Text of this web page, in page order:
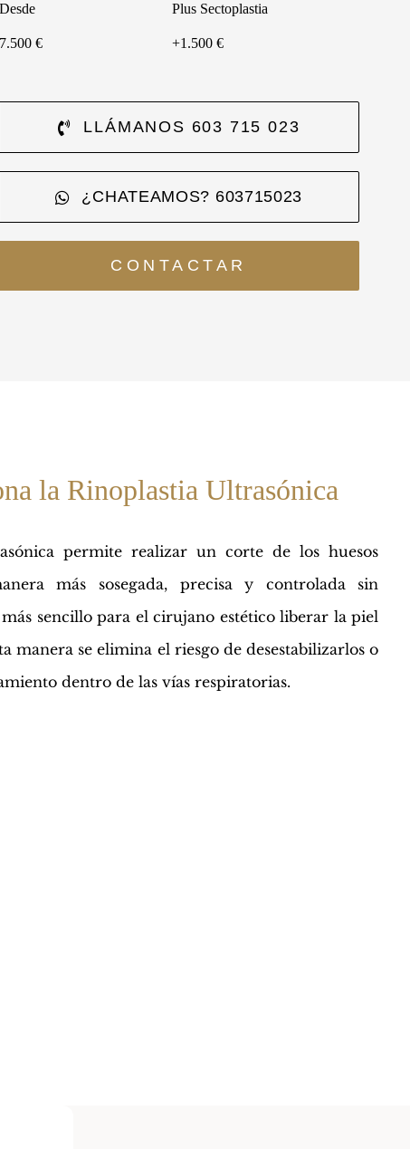
Desde Plus Sectoplastia
7.500 € +1.500 €
LLÁMANOS 603 715 023
¿CHATEAMOS? 603715023
CONTACTAR
la Rinoplastia Ultrasónica
permite realizar un corte de los huesos
más sosegada, precisa y controlada sin
más sencillo para el cirujano estético liberar la piel
manera se elimina el riesgo de desestabilizarlos o
dentro de las vías respiratorias.